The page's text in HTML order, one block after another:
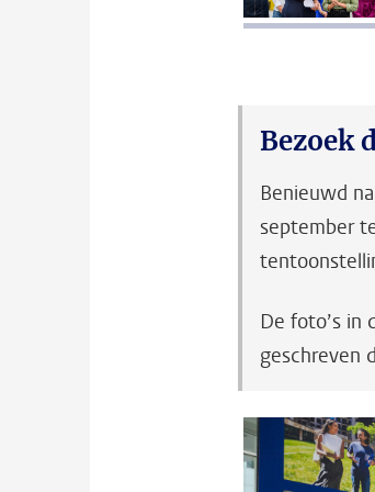
Bezoek
Benieuwd
september
De foto’s in
geschreven